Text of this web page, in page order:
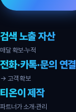
검색 노출 자산
매달 확보·누적
전화·카톡·문의 연결
→ 고객 확보
티온이 제작
파트너가 소개·관리